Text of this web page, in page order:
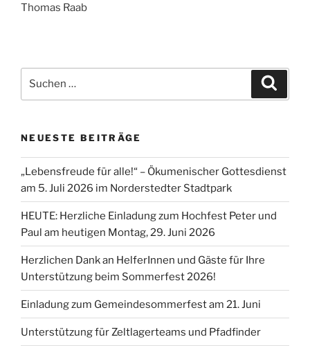
Thomas Raab
nach:
NEUESTE BEITRÄGE
„Lebensfreude für alle!“ – Ökumenischer Gottesdienst
am 5. Juli 2026 im Norderstedter Stadtpark
HEUTE: Herzliche Einladung zum Hochfest Peter und
Paul am heutigen Montag, 29. Juni 2026
Herzlichen Dank an HelferInnen und Gäste für Ihre
Unterstützung beim Sommerfest 2026!
Einladung zum Gemeindesommerfest am 21. Juni
Unterstützung für Zeltlagerteams und Pfadfinder